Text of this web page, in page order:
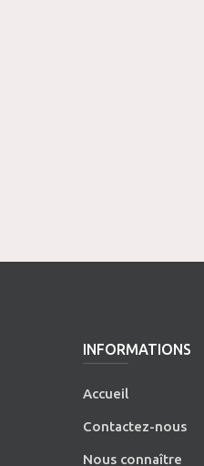
INFORMATIONS
Accueil
Contactez-nous
Nous connaître